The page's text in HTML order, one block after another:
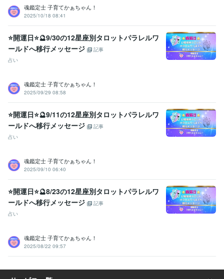
子育ての悩み
占い 【魂の気質から読み解く宝物(才能)鑑定】
ためのお手伝い♡♪】
悩み相談 子育ての悩み
魂鑑定士 子育てかぁちゃん！
2025/10/18 08:41
⭐開運日⭐🔮9/30の12星座別タロットパラレルワ
ールドへ移行メッセージ
記事
占い
魂鑑定士 子育てかぁちゃん！
2025/09/29 08:58
⭐開運日⭐🔮9/11の12星座別タロットパラレルワ
ールドへ移行メッセージ
記事
占い
魂鑑定士 子育てかぁちゃん！
2025/09/10 06:40
⭐開運日⭐🔮8/23の12星座別タロットパラレルワ
ールドへ移行メッセージ
記事
占い
魂鑑定士 子育てかぁちゃん！
2025/08/22 09:57